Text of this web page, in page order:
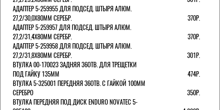
АДАПТЕР 5-259955 ДЛЯ ПОДСЕД. ШТЫРЯ АЛЮМ.
27,2/30,0Х80ММ СЕРЕБР.
370Р.
АДАПТЕР 5-259957 ДЛЯ ПОДСЕД. ШТЫРЯ АЛЮМ.
27,2/31,4Х80ММ СЕРЕБР.
370Р.
АДАПТЕР 5-259958 ДЛЯ ПОДСЕД. ШТЫРЯ АЛЮМ.
27,2/31,8Х80ММ СЕРЕБР.
301Р.
ВТУЛКА 00-170023 ЗАДНЯЯ 36ОТВ. ДЛЯ ТРЕЩЕТКИ
ПОД ГАЙКУ 135ММ
474Р.
ВТУЛКА 5-325001 ПЕРЕДНЯЯ 36ОТВ. С ГАЙКОЙ 100ММ
СЕРЕБРО
350Р.
ВТУЛКА ПЕРЕДНЯЯ ПОД ДИСК ENDURO NOVATEC 5-